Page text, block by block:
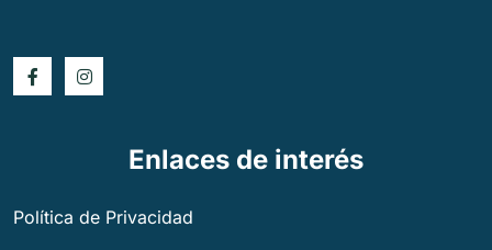
Enlaces de interés
Política de Privacidad